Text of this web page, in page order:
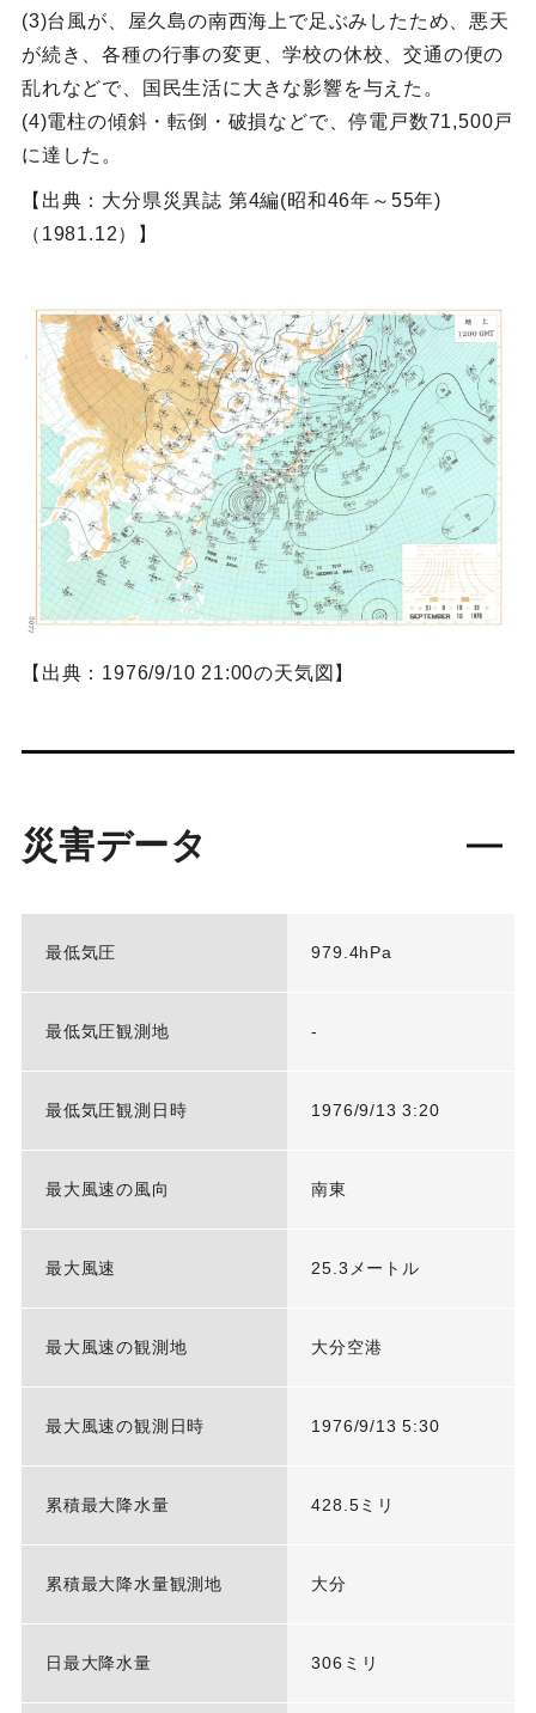
(3)台風が、屋久島の南西海上で足ぶみしたため、悪天
が続き、各種の行事の変更、学校の休校、交通の便の
乱れなどで、国民生活に大きな影響を与えた。
(4)電柱の傾斜・転倒・破損などで、停電戸数71,500戸
に達した。
【出典：大分県災異誌 第4編(昭和46年～55年)
（1981.12）】
【出典：1976/9/10 21:00の天気図】
災害データ
最低気圧 979.4hPa
最低気圧観測地 -
最低気圧観測日時 1976/9/13 3:20
最大風速の風向 南東
最大風速 25.3メートル
最大風速の観測地 大分空港
最大風速の観測日時 1976/9/13 5:30
累積最大降水量 428.5ミリ
累積最大降水量観測地 大分
日最大降水量 306ミリ